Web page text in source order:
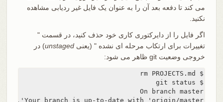
می کند تا دفعه بعد آن را به عنوان یک فایل غیر ردیابی مشاهده
نکنید.
اگر فایل را از دایرکتوری کاری خود حذف کنید، در قسمت "
تغییرات برای ارتکاب مرحله ای نشده " (یعنی unstaged) در
خروجی وضعیت git ظاهر می شود:
$ git status
On branch master